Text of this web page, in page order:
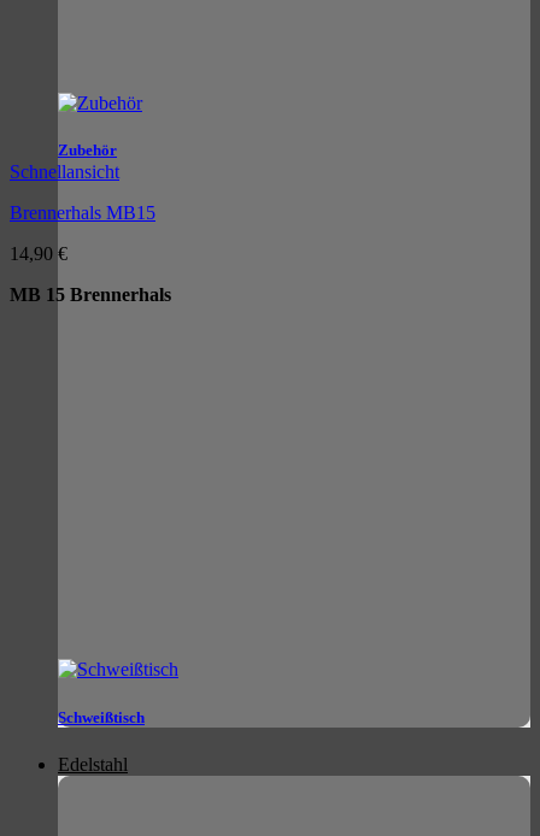
Zubehör
Schweißtisch
Edelstahl
Schnellansicht
Brennerhals MB15
14,90 €
MB 15 Brennerhals